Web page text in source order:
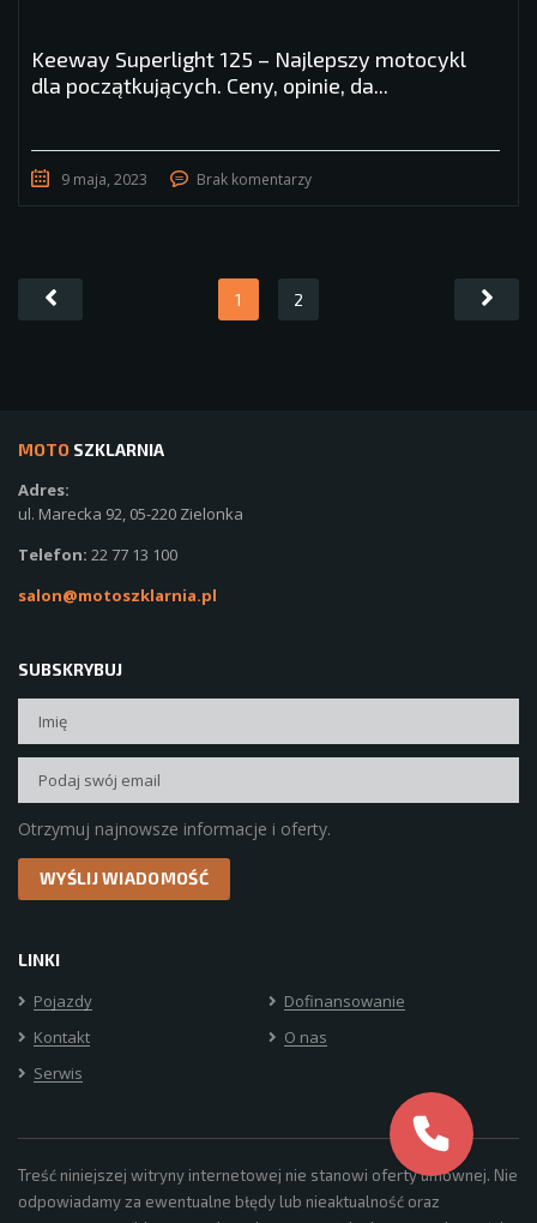
Keeway Superlight 125 – Najlepszy motocykl
dla początkujących. Ceny, opinie, da...
9 maja, 2023 Brak komentarzy
1 2
MOTO SZKLARNIA
Adres:
ul. Marecka 92, 05-220 Zielonka
Telefon: 22 77 13 100
salon@motoszklarnia.pl
SUBSKRYBUJ
Otrzymuj najnowsze informacje i oferty.
LINKI
Pojazdy
Dofinansowanie
Kontakt
O nas
Serwis
Treść niniejszej witryny internetowej nie stanowi oferty umownej. Nie
odpowiadamy za ewentualne błędy lub nieaktualność oraz